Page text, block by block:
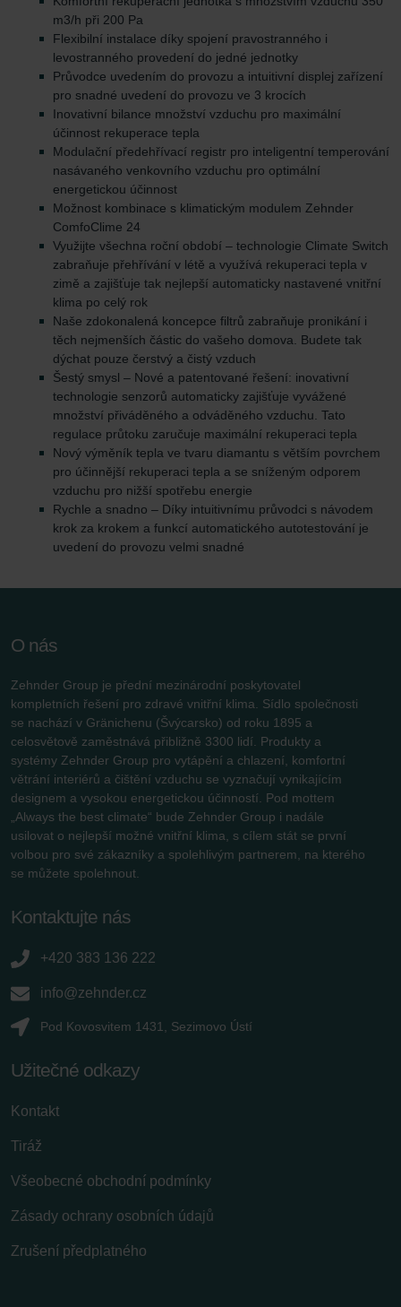
m3/h při 200 Pa
Flexibilní instalace díky spojení pravostranného i
levostranného provedení do jedné jednotky
Průvodce uvedením do provozu a intuitivní displej zařízení
pro snadné uvedení do provozu ve 3 krocích
Inovativní bilance množství vzduchu pro maximální
účinnost rekuperace tepla
Modulační předehřívací registr pro inteligentní temperování
nasávaného venkovního vzduchu pro optimální
energetickou účinnost
Možnost kombinace s klimatickým modulem Zehnder
ComfoClime 24
Využijte všechna roční období – technologie Climate Switch
zabraňuje přehřívání v létě a využívá rekuperaci tepla v
zimě a zajišťuje tak nejlepší automaticky nastavené vnitřní
klima po celý rok
Naše zdokonalená koncepce filtrů zabraňuje pronikání i
těch nejmenších částic do vašeho domova. Budete tak
dýchat pouze čerstvý a čistý vzduch
Šestý smysl – Nové a patentované řešení: inovativní
technologie senzorů automaticky zajišťuje vyvážené
množství přiváděného a odváděného vzduchu. Tato
regulace průtoku zaručuje maximální rekuperaci tepla
Nový výměník tepla ve tvaru diamantu s větším povrchem
pro účinnější rekuperaci tepla a se sníženým odporem
vzduchu pro nižší spotřebu energie
Rychle a snadno – Díky intuitivnímu průvodci s návodem
krok za krokem a funkcí automatického autotestování je
uvedení do provozu velmi snadné
O nás
Zehnder Group je přední mezinárodní poskytovatel
kompletních řešení pro zdravé vnitřní klima. Sídlo společnosti
se nachází v Gränichenu (Švýcarsko) od roku 1895 a
celosvětově zaměstnává přibližně 3300 lidí. Produkty a
systémy Zehnder Group pro vytápění a chlazení, komfortní
větrání interiérů a čištění vzduchu se vyznačují vynikajícím
designem a vysokou energetickou účinností. Pod mottem
„Always the best climate“ bude Zehnder Group i nadále
usilovat o nejlepší možné vnitřní klima, s cílem stát se první
volbou pro své zákazníky a spolehlivým partnerem, na kterého
se můžete spolehnout.
Kontaktujte nás
+420 383 136 222
info@zehnder.cz
Pod Kovosvitem 1431, Sezimovo Ústí
Užitečné odkazy
Kontakt
Tiráž
Všeobecné obchodní podmínky
Zásady ochrany osobních údajů
Zrušení předplatného